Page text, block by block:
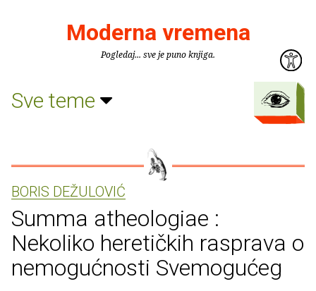
Moderna vremena
Pogledaj... sve je puno knjiga.
Sve teme
BORIS DEŽULOVIĆ
Summa atheologiae :
Nekoliko heretičkih rasprava o
nemogućnosti Svemogućeg